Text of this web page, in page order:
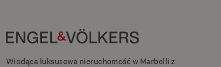
Wiodąca luksusowa nieruchomość w Marbelli z